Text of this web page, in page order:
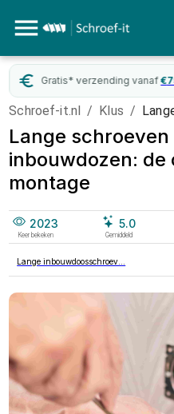
Gratis* verzending vanaf €
Schroef-it.nl / Klus /
Lange schroeven
inbouwdozen: de
montage
2023
Keer bekeken
5.0
Gemiddeld
Lange inbouwdoosschroev...